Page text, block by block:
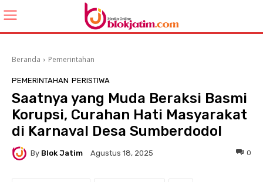
Beranda Pemerintahan
PEMERINTAHAN PERISTIWA
Saatnya yang Muda Beraksi Basmi
Korupsi, Curahan Hati Masyarakat
di Karnaval Desa Sumberdodol
By Blok Jatim Agustus 18, 2025 0